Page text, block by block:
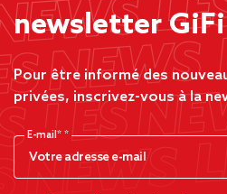
newsletter GiFi
Pour être informé des
privées, inscrivez-vous à la
E-mail*